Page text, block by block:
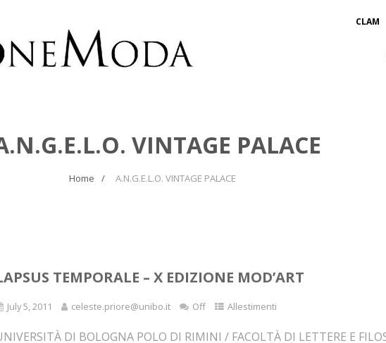
CLAM
VINTAGE PALACE
Home A.N.G.E.L.O. VINTAGE PALACE
TEMPORALE – X EDIZIONE MOD’ART
July 5, 2011 celeste.priore@unibo.it Off Allestimenti
DI BOLOGNA POLO DI RIMINI / FACOLTÀ DI LETTERE E